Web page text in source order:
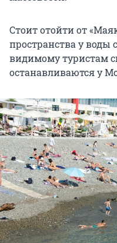
Стоит отойти от
пространства у воды
видимому туристам
останавливаются у